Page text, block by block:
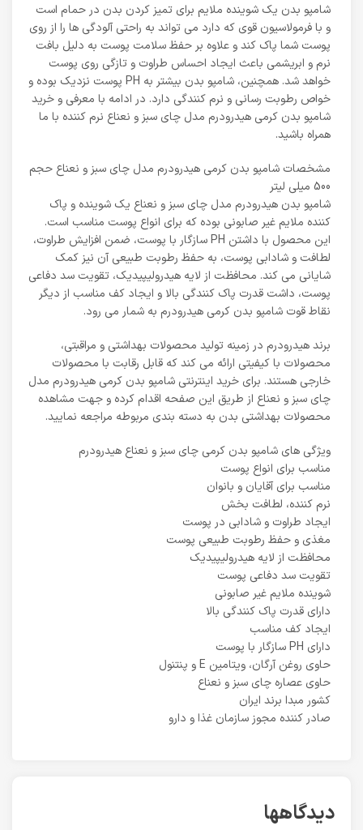
شامپو بدن یک شوینده ملایم برای تمیز کردن بدن در حمام است
و با فرمولاسیون قوی که دارد می تواند به راحتی آلودگی ها را از روی
پوست شما پاک کند و علاوه بر حفظ سلامت پوست به دلیل بافت
نرم و ابریشمی باعث ایجاد احساس طراوت و تازگی روی پوست
خواهد شد. همچنین، شامپو بدن بیشتر به PH پوست نزدیک بوده و
خواص رطوبت رسانی و نرم کنندگی دارد. در ادامه با معرفی و خرید
شامپو بدن کرمی هیدرودرم مدل چای سبز و نعناع نرم کننده با ما
همراه باشید.
مشخصات شامپو بدن کرمی هیدرودرم مدل چای سبز و نعناع حجم
500 میلی لیتر
شامپو بدن هیدرودرم مدل چای سبز و نعناع یک شوینده و پاک
کننده ملایم غیر صابونی بوده که برای انواع پوست مناسب است.
این محصول با داشتن PH سازگار با پوست، ضمن افزایش طراوت،
لطافت و شادابی پوست، به حفظ رطوبت طبیعی آن نیز کمک
شایانی می کند. محافظت از لایه هیدرولیپیدیک، تقویت سد دفاعی
پوست، داشت قدرت پاک کنندگی بالا و ایجاد کف مناسب از دیگر
نقاط قوت شامپو بدن کرمی هیدرودرم به شمار می رود.
برند هیدرودرم در زمینه تولید محصولات بهداشتی و مراقبتی،
محصولات با کیفیتی ارائه می کند که قابل رقابت با محصولات
خارجی هستند. برای خرید اینترنتی شامپو بدن کرمی هیدرودرم مدل
چای سبز و نعناع از طریق این صفحه اقدام کرده و جهت مشاهده
محصولات بهداشتی بدن به دسته بندی مربوطه مراجعه نمایید.
ویژگی های شامپو بدن کرمی چای سبز و نعناع هیدرودرم
مناسب برای انواع پوست
مناسب برای آقایان و بانوان
نرم کننده، لطافت بخش
ایجاد طراوت و شادابی در پوست
مغذی و حفظ رطوبت طبیعی پوست
محافظت از لایه هیدرولیپیدیک
تقویت سد دفاعی پوست
شوینده ملایم غیر صابونی
دارای قدرت پاک کنندگی بالا
ایجاد کف مناسب
دارای PH سازگار با پوست
حاوی روغن آرگان، ویتامین E و پنتنول
حاوی عصاره چای سبز و نعناع
کشور مبدا برند ایران
صادر کننده مجوز سازمان غذا و دارو
دیدگاهها